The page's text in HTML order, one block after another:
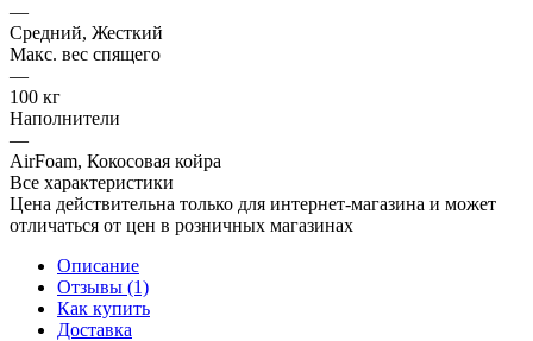
—
Средний, Жесткий
Макс. вес спящего
—
100 кг
Наполнители
—
AirFoam, Кокосовая койра
Все характеристики
Цена действительна только для интернет-магазина и может
отличаться от цен в розничных магазинах
Описание
Отзывы (1)
Как купить
Доставка